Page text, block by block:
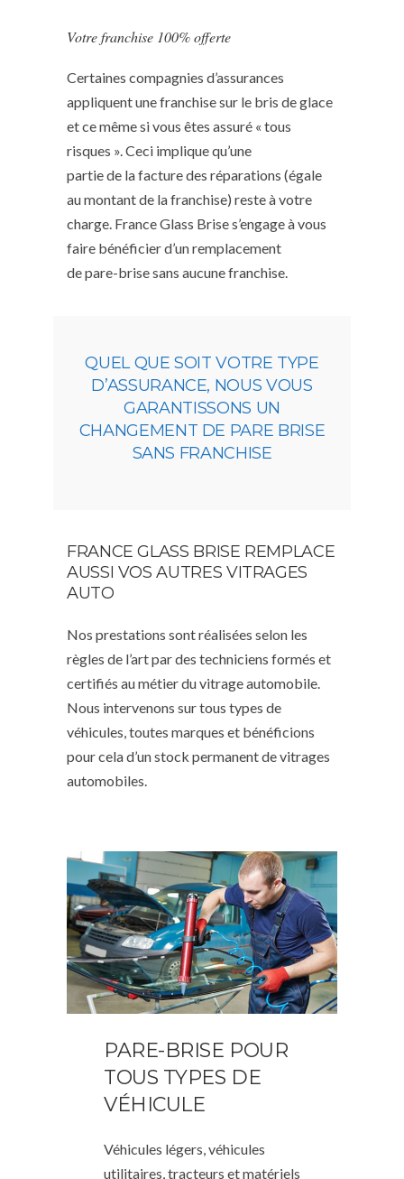
Votre franchise 100% offerte
Certaines compagnies d’assurances
appliquent une franchise sur le bris de glace
et ce même si vous êtes assuré « tous
risques ». Ceci implique qu’une
partie de la facture des réparations (égale
au montant de la franchise) reste à votre
charge. France Glass Brise s’engage à vous
faire bénéficier d’un remplacement
de pare-brise sans aucune franchise.
QUEL QUE SOIT VOTRE TYPE
D’ASSURANCE, NOUS VOUS
GARANTISSONS UN
CHANGEMENT DE PARE BRISE
SANS FRANCHISE
FRANCE GLASS BRISE REMPLACE
AUSSI VOS AUTRES VITRAGES
AUTO
Nos prestations sont réalisées selon les
règles de l’art par des techniciens formés et
certifiés au métier du vitrage automobile.
Nous intervenons sur tous types de
véhicules, toutes marques et bénéficions
pour cela d’un stock permanent de vitrages
automobiles.
PARE-BRISE POUR
TOUS TYPES DE
VÉHICULE
Véhicules légers, véhicules
utilitaires, tracteurs et matériels